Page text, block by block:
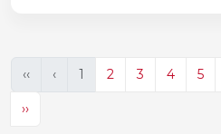
‹‹ ‹ 1 2 3 4 5
››